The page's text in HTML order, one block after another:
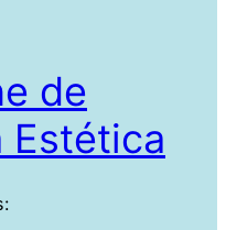
de
Estética